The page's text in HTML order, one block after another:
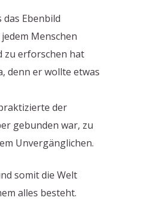
Ebenbild
Menschen
zu erforschen hat
denn er wollte etwas
der
gebunden war, zu
Unvergänglichen.
somit die Welt
alles besteht.